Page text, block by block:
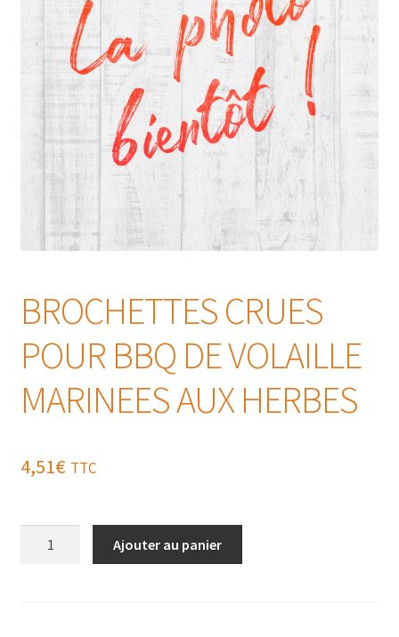
BROCHETTES CRUES
POUR BBQ DE VOLAILLE
MARINEES AUX HERBES
4,51€ TTC
Ajouter au panier